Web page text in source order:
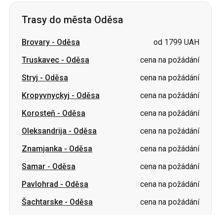
Stryj-Oděsa
Kropyvnyckyj-Oděsa
cena na požádání
Korosteň-Oděsa
cena na požádání
Oleksandrija-
cena na požádání
Znamjanka-Oděsa
cena na požádání
Samar-Oděsa
cena na požádání
Pavlohrad-Oděsa
cena na požádání
Šachtarske-Oděsa cena na požádání
Trasy z města Poltava